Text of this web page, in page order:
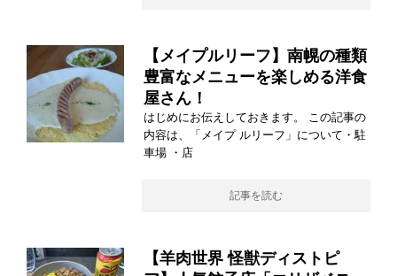
【メイプルリーフ】南幌の種類
豊富なメニューを楽しめる洋食
屋さん！
はじめにお伝えしておきます。 この記事の
内容は、「メイプ ルリーフ」について・駐
車場 ・店
記事を読む
【羊肉世界 怪獣ディストピ